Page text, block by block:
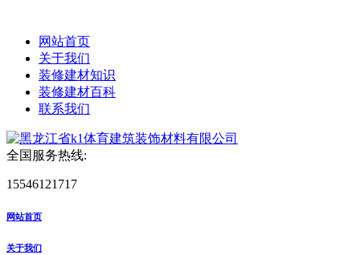
网站首页
关于我们
装修建材知识
装修建材百科
联系我们
全国服务热线:
15546121717
网站首页
关于我们